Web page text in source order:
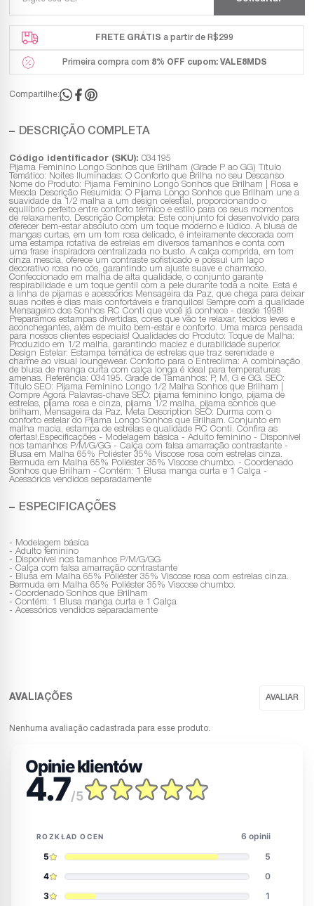
FRETE GRÁTIS a partir de R$299
Primeira compra com 8% OFF cupom: VALE8MDS
Compartilhe:
DESCRIÇÃO COMPLETA
Código identificador (SKU): 034195
Pijama Feminino Longo Sonhos que Brilham (Grade P ao GG) Título
Temático: Noites Iluminadas: O Conforto que Brilha no seu Descanso
Nome do Produto: Pijama Feminino Longo Sonhos que Brilham | Rosa e
Mescla Descrição Resumida: O Pijama Longo Sonhos que Brilham une a
suavidade da 1/2 malha a um design celestial, proporcionando o
equilíbrio perfeito entre conforto térmico e estilo para os seus momentos
de relaxamento. Descrição Completa: Este conjunto foi desenvolvido para
oferecer bem-estar absoluto com um toque moderno e lúdico. A blusa de
mangas curtas, em um tom rosa delicado, é inteiramente decorada com
uma estampa rotativa de estrelas em diversos tamanhos e conta com
uma frase inspiradora centralizada no busto. A calça comprida, em tom
cinza mescla, oferece um contraste sofisticado e possui um laço
decorativo rosa no cós, garantindo um ajuste suave e charmoso.
Confeccionado em malha de alta qualidade, o conjunto garante
respirabilidade e um toque gentil com a pele durante toda a noite. Está é
a linha de pijamas e acessórios Mensageira da Paz, que chega para deixar
suas noites e dias mais confortáveis e tranquilos! Sempre com a qualidade
Mensageiro dos Sonhos RC Conti que você já conhece - desde 1998!
Preparamos estampas divertidas, cores que vão te relaxar, tecidos leves e
aconchegantes, além de muito bem-estar e conforto. Uma marca pensada
para nossos clientes especiais! Qualidades do Produto: Toque de Malha:
Produzido em 1/2 malha, garantindo maciez e durabilidade superior.
Design Estelar: Estampa temática de estrelas que traz serenidade e
charme ao visual loungewear. Conforto para o Entreclima: A combinação
de blusa de manga curta com calça longa é ideal para temperaturas
amenas. Referência: 034195. Grade de Tamanhos: P, M, G e GG. SEO:
Título SEO: Pijama Feminino Longo 1/2 Malha Sonhos que Brilham |
Compre Agora Palavras-chave SEO: pijama feminino longo, pijama de
estrelas, pijama rosa e cinza, pijama 1/2 malha, pijama sonhos que
brilham, Mensageira da Paz. Meta Description SEO: Durma com o
conforto estelar do Pijama Longo Sonhos que Brilham. Conjunto em
malha macia, estampa de estrelas e qualidade RC Conti. Confira as
ofertas!.Especificações - Modelagem básica - Adulto feminino - Disponível
nos tamanhos P/M/G/GG - Calça com falsa amarração contrastante -
Blusa em Malha 65% Poliéster 35% Viscose rosa com estrelas cinza.
Bermuda em Malha 65% Poliéster 35% Viscose chumbo. - Coordenado
Sonhos que Brilham - Contém: 1 Blusa manga curta e 1 Calça -
Acessórios vendidos separadamente
ESPECIFICAÇÕES
- Modelagem básica
- Adulto feminino
- Disponível nos tamanhos P/M/G/GG
- Calça com falsa amarração contrastante
- Blusa em Malha 65% Poliéster 35% Viscose rosa com estrelas cinza.
Bermuda em Malha 65% Poliéster 35% Viscose chumbo.
- Coordenado Sonhos que Brilham
- Contém: 1 Blusa manga curta e 1 Calça
- Acessórios vendidos separadamente
Nenhuma avaliação cadastrada para esse produto.